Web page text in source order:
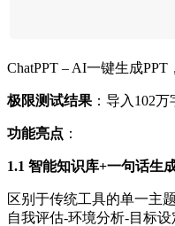
ChatPPT – AI一键生成
极限测试结果 ：导入102
功能亮点 ：
1.1 智能知识库+一句话生
区别于传统工具的单一主
自我评估-环境分析-目标